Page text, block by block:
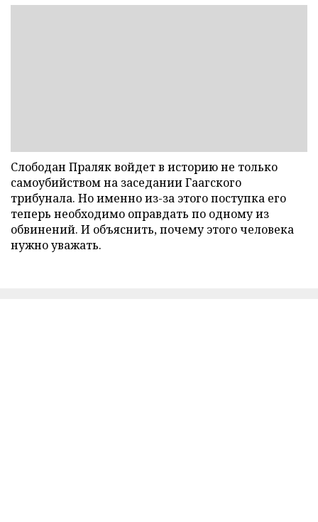
Слободан Праляк войдет в историю не только
самоубийством на заседании Гаагского
трибунала. Но именно из-за этого поступка его
теперь необходимо оправдать по одному из
обвинений. И объяснить, почему этого человека
нужно уважать.